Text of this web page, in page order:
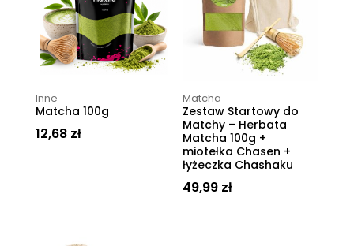
Inne
Matcha 100g
12,68 zł
Matcha
Zestaw Startowy do
Matchy – Herbata
Matcha 100g +
miotełka Chasen +
łyżeczka Chashaku
49,99 zł